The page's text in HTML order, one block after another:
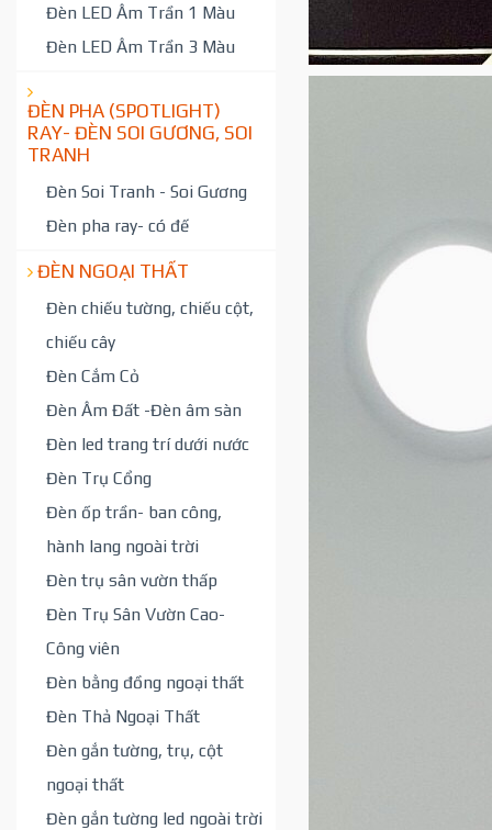
Đèn LED Âm Trần 1 Màu
Đèn LED Âm Trần 3 Màu
ĐÈN PHA (SPOTLIGHT)
RAY- ĐÈN SOI GƯƠNG, SOI
TRANH
Đèn Soi Tranh - Soi Gương
Đèn pha ray- có đế
ĐÈN NGOẠI THẤT
Đèn chiếu tường, chiếu cột,
chiếu cây
Đèn Cắm Cỏ
Đèn Âm Đất -Đèn âm sàn
Đèn led trang trí dưới nước
Đèn Trụ Cổng
Đèn ốp trần- ban công,
hành lang ngoài trời
Đèn trụ sân vườn thấp
Đèn Trụ Sân Vườn Cao-
Công viên
Đèn bằng đồng ngoại thất
Đèn Thả Ngoại Thất
Đèn gắn tường, trụ, cột
ngoại thất
Đèn gắn tường led ngoài trời